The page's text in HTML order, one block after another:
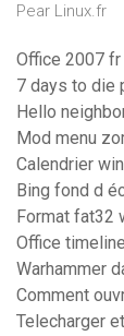
Pear Linux.fr
Office 2007
7 days to die
Hello
Mod menu
Calendrier
Bing fond d
Format fat32
Office
Warhammer
Comment
Telecharger